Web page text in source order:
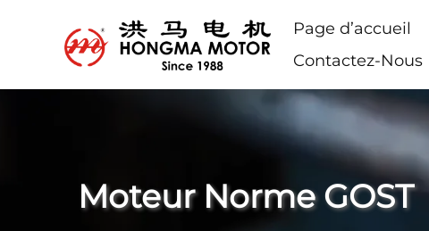
Page d’accueil
Contactez-Nous
Moteur Norme GOST